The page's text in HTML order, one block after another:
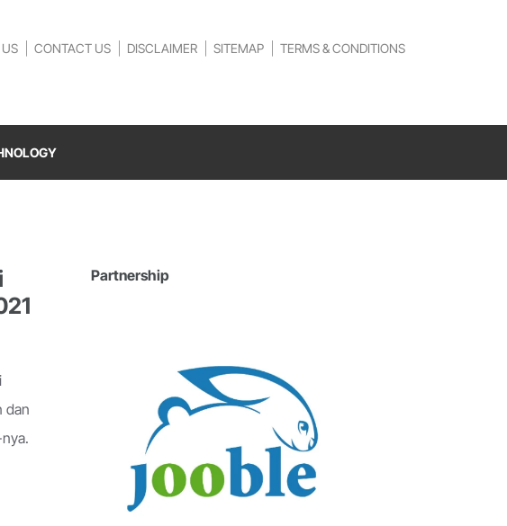
CONTACT US DISCLAIMER SITEMAP TERMS & CONDITIONS
dan
Partnership